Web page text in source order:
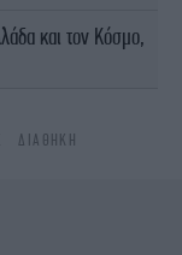
και τον Κόσμο,
ΔΙΑΘΉΚΗ